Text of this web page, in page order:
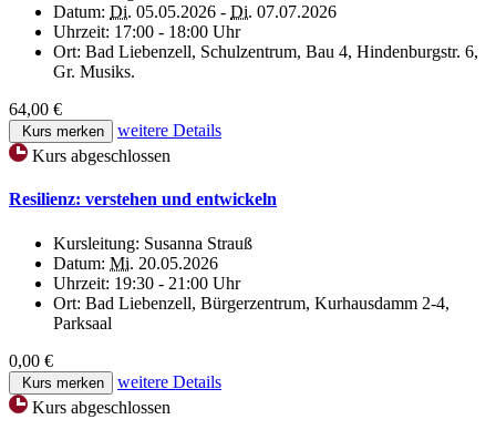
Datum: Di. 05.05.2026 - Di. 07.07.2026
Uhrzeit: 17:00 - 18:00 Uhr
Ort: Bad Liebenzell, Schulzentrum, Bau 4, Hindenburgstr. 6,
Gr. Musiks.
64,00 €
Kurs merken
weitere Details
Kurs abgeschlossen
Resilienz: verstehen und entwickeln
Kursleitung: Susanna Strauß
Datum: Mi. 20.05.2026
Uhrzeit: 19:30 - 21:00 Uhr
Ort: Bad Liebenzell, Bürgerzentrum, Kurhausdamm 2-4,
Parksaal
0,00 €
Kurs merken
weitere Details
Kurs abgeschlossen